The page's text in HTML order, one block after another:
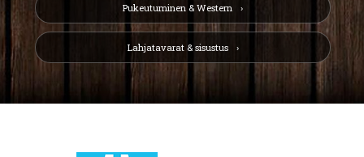
Pukeutuminen & Western
Lahjatavarat & sisustus